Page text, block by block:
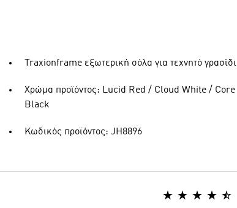
Traxionframe εξωτερική σόλα για τεχνητό γρασίδι
Χρώμα προϊόντος: Lucid Red / Cloud White / Core
Black
Κωδικός προϊόντος: JH8896